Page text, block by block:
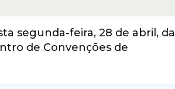
segunda-feira, 28 de abril, da
de Convenções de